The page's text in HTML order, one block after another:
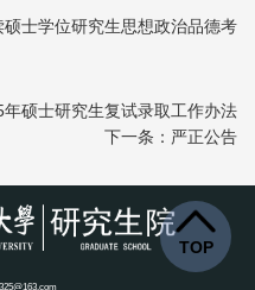
士学位研究生思想政治品德考
年硕士研究生复试录取工作办法
下一条：严正公告
TOP